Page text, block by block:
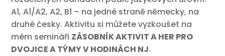
A1, A1/A2, A2, B1 – na jedné straně německy, na
druhé česky. Aktivitu si můžete vyzkoušet na
mém semináři ZÁSOBNÍK AKTIVIT A HER PRO
DVOJICE A TÝMY V HODINÁCH NJ.